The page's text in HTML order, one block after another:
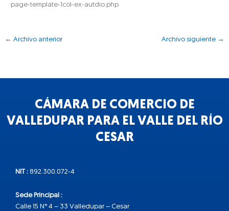
page-template-1col-ex-autdio.php
← Archivo anterior Archivo siguiente →
CÁMARA DE COMERCIO DE
VALLEDUPAR PARA EL VALLE DEL RÍO
CESAR
NIT : 892.300.072-4
Sede Principal :
Calle 15 N° 4 – 33 Valledupar – Cesar